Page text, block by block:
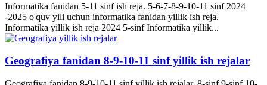
Informatika fanidan 5-11 sinf ish reja. 5-6-7-8-9-10-11 sinf 2024
-2025 o'quv yili uchun informatika fanidan yillik ish reja.
Informatika yillik ish reja 2024 5-sinf Informatika yillik...
Geografiya fanidan 8-9-10-11 sinf yillik ish rejalar